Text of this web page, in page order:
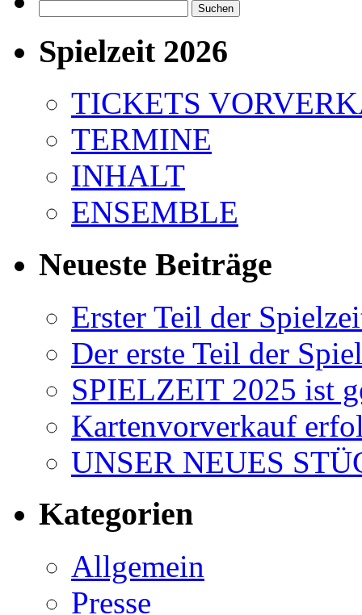
nach:
Spielzeit 2026
TICKETS
TERMINE
INHALT
ENSEMBLE
Neueste Beiträge
Erster Teil der
Der erste Teil der
SPIELZEIT 2025 ist
Kartenvorverkauf
UNSER NEUES
Kategorien
Allgemein
Presse